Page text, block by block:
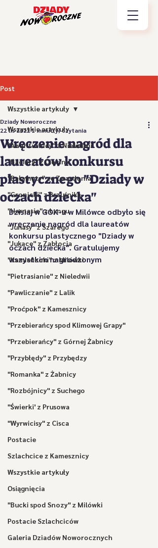
Post
Wszystkie artykuły
"Awanturnicy" z Nieledwii
"Baciary" z Cięciny
"Bałamuty" ze Zwardonia
"Gronicki" z Brzuśnika
"Harnasie" z Łyngu
"Juhasy" z Szarego
"Jukace" z Zabłocia
"Kamieńcoki" z Milówki
"Pietrasianie" z Nieledwii
"Pawliczanie" z Lalik
"Proćpok" z Kamesznicy
"Przebierańcy spod Klimowej Grapy"
"Przebierańcy" z Górnej Żabnicy
"Przybłędy" z Przybędzy
"Romanka" z Żabnicy
"Rozbójnicy" z Suchego
"Świerki' z Prusowa
"Wyrwicisy" z Cisca
Postacie
Szlachcice z Kamesznicy
Wszystkie artykuły
Osiągnięcia
"Bucki spod Snozy" z Milówki
Postacie Szlachciców
Galeria Dziadów Noworocznych
Wszystkie artykuły
Wręczenie nagród dla
laureatów konkursu
plastycznego "Dziady w
oczach dziecka"
Dziady Noworoczne
22 lis 20221 minut(y) czytania
Dzisiaj w GOK-u w Milówce odbyło się
wręczenie nagród dla laureatów
konkursu plastycznego "Dziady w
oczach dziecka". Gratulujemy
wszystkim nagrodzonym